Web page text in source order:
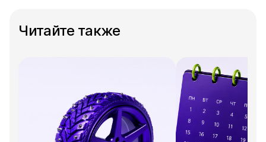
Читайте также